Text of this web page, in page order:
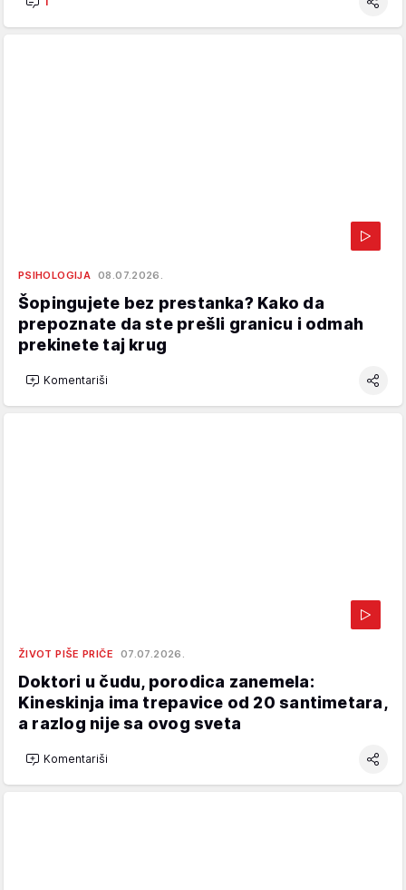
PSIHOLOGIJA 08.07.2026.
Šopingujete bez prestanka? Kako da
prepoznate da ste prešli granicu i odmah
prekinete taj krug
Komentariši
ŽIVOT PIŠE PRIČE 07.07.2026.
Doktori u čudu, porodica zanemela:
Kineskinja ima trepavice od 20 santimetara,
a razlog nije sa ovog sveta
Komentariši